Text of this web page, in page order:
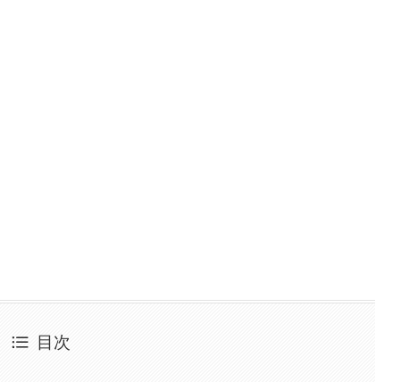
目次